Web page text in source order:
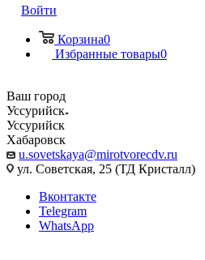
Войти
Корзина0
Избранные товары0
Ваш город
Уссурийск
Уссурийск
Хабаровск
u.sovetskaya@mirotvorecdv.ru
ул. Советская, 25 (ТД Кристалл)
Вконтакте
Telegram
WhatsApp